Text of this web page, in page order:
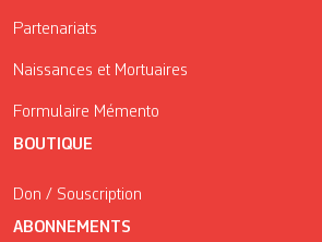
Partenariats
Naissances et Mortuaires
Formulaire Mémento
BOUTIQUE
Don / Souscription
ABONNEMENTS